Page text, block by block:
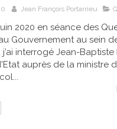
Jean François Portarrieu
2020 en séance des
Gouvernement au sein
j’ai interrogé Jean-
auprès de la ministre